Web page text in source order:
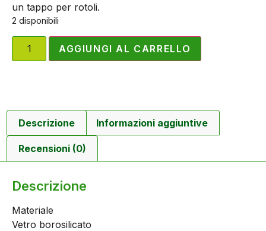
un tappo per rotoli.
2 disponibili
AGGIUNGI AL CARRELLO
Descrizione Informazioni aggiuntive
Recensioni (0)
Descrizione
Materiale
Vetro borosilicato